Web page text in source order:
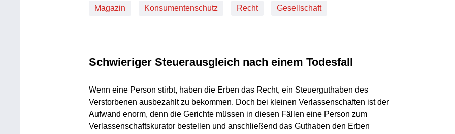
Magazin Konsumentenschutz Recht Gesellschaft
Schwieriger Steuerausgleich nach einem Todesfall
Wenn eine Person stirbt, haben die Erben das Recht, ein Steuerguthaben des
Verstorbenen ausbezahlt zu bekommen. Doch bei kleinen Verlassenschaften ist der
Aufwand enorm, denn die Gerichte müssen in diesen Fällen eine Person zum
Verlassenschaftskurator bestellen und anschließend das Guthaben den Erben